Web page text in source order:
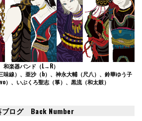
和楽器バンド （L→R）
味線）、亜沙（b）、神永大輔（尺八）、鈴華ゆう子
）、いぶくろ聖志（箏）、黒流（和太鼓）
ブログ Back Number